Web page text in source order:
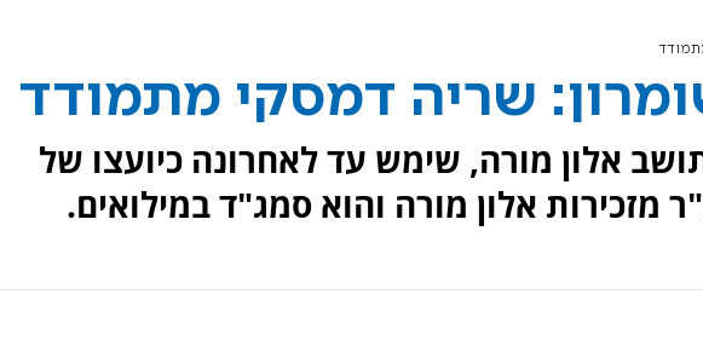
שריה דמסקי מתמודד
דמסקי, בן 37 תושב אלון מורה, שימש עד לאחרונה כיועצו של
מזכירות אלון מורה והוא סמג"ד במילואים.